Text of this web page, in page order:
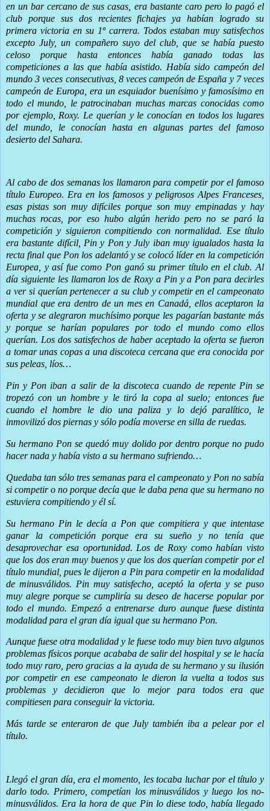
en un bar cercano de sus casas, era bastante caro pero lo pagó el
club porque sus dos recientes fichajes ya habían logrado su
primera victoria en su 1ª carrera. Todos estaban muy satisfechos
excepto July, un compañero suyo del club, que se había puesto
celoso porque hasta entonces había ganado todas las
competiciones a las que había asistido. Había sido campeón del
mundo 3 veces consecutivas, 8 veces campeón de España y 7 veces
campeón de Europa, era un esquiador buenísimo y famosísimo en
todo el mundo, le patrocinaban muchas marcas conocidas como
por ejemplo, Roxy. Le querían y le conocían en todos los lugares
del mundo, le conocían hasta en algunas partes del famoso
desierto del Sahara.
Al cabo de dos semanas los llamaron para competir por el famoso
título Europeo. Era en los famosos y peligrosos Alpes Franceses,
esas pistas son muy difíciles porque son muy empinadas y hay
muchas rocas, por eso hubo algún herido pero no se paró la
competición y siguieron compitiendo con normalidad. Ese título
era bastante difícil, Pin y Pon y July iban muy igualados hasta la
recta final que Pon los adelantó y se colocó líder en la competición
Europea, y así fue como Pon ganó su primer título en el club. Al
día siguiente les llamaron los de Roxy a Pin y a Pon para decirles
a ver si querían pertenecer a su club y competir en el campeonato
mundial que era dentro de un mes en Canadá, ellos aceptaron la
oferta y se alegraron muchísimo porque les pagarían bastante más
y porque se harían populares por todo el mundo como ellos
querían. Los dos satisfechos de haber aceptado la oferta se fueron
a tomar unas copas a una discoteca cercana que era conocida por
sus peleas, líos…
Pin y Pon iban a salir de la discoteca cuando de repente Pin se
tropezó con un hombre y le tiró la copa al suelo; entonces fue
cuando el hombre le dio una paliza y lo dejó paralítico, le
inmovilizó dos piernas y sólo podía moverse en silla de ruedas.
Su hermano Pon se quedó muy dolido por dentro porque no pudo
hacer nada y había visto a su hermano sufriendo…
Quedaba tan sólo tres semanas para el campeonato y Pon no sabía
si competir o no porque decía que le daba pena que su hermano no
estuviera compitiendo y él sí.
Su hermano Pin le decía a Pon que compitiera y que intentase
ganar la competición porque era su sueño y no tenía que
desaprovechar esa oportunidad. Los de Roxy como habían visto
que los dos eran muy buenos y que los dos querían competir por el
título mundial, pues le dijeron a Pin para competir en la modalidad
de minusválidos. Pin muy satisfecho, aceptó la oferta y se puso
muy alegre porque se cumpliría su deseo de hacerse popular por
todo el mundo. Empezó a entrenarse duro aunque fuese distinta
modalidad para el gran día igual que su hermano Pon.
Aunque fuese otra modalidad y le fuese todo muy bien tuvo algunos
problemas físicos porque acababa de salir del hospital y se le hacía
todo muy raro, pero gracias a la ayuda de su hermano y su ilusión
por competir en ese campeonato le dieron la vuelta a todos sus
problemas y decidieron que lo mejor para todos era que
compitiesen para conseguir la victoria.
Más tarde se enteraron de que July también iba a pelear por el
título.
Llegó el gran día, era el momento, les tocaba luchar por el título y
darlo todo. Primero, competían los minusválidos y luego los no-
minusválidos. Era la hora de que Pin lo diese todo, había llegado